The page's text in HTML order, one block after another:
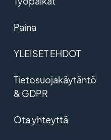
Paina
YLEISET EHDOT
Tietosuojakäytäntö
& GDPR
Ota yhteyttä